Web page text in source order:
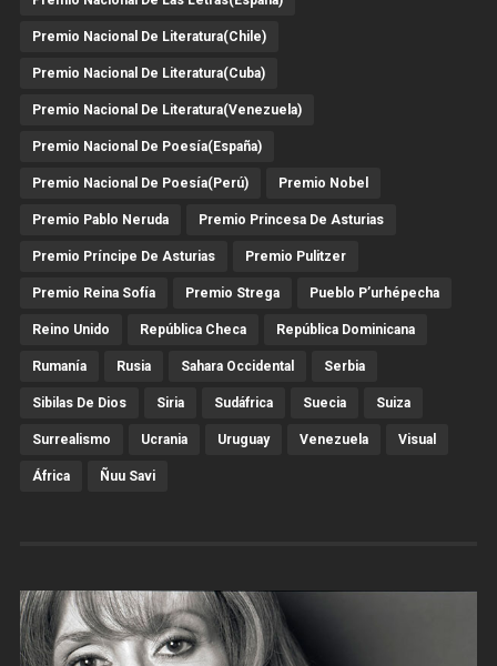
Premio Nacional De Literatura(Chile)
Premio Nacional De Literatura(Cuba)
Premio Nacional De Literatura(Venezuela)
Premio Nacional De Poesía(España)
Premio Nacional De Poesía(Perú) Premio Nobel
Premio Pablo Neruda Premio Princesa De Asturias
Premio Príncipe De Asturias Premio Pulitzer
Premio Reina Sofía Premio Strega Pueblo P’urhépecha
Reino Unido República Checa República Dominicana
Rumanía Rusia Sahara Occidental Serbia
Sibilas De Dios Siria Sudáfrica Suecia Suiza
Surrealismo Ucrania Uruguay Venezuela Visual
África Ñuu Savi